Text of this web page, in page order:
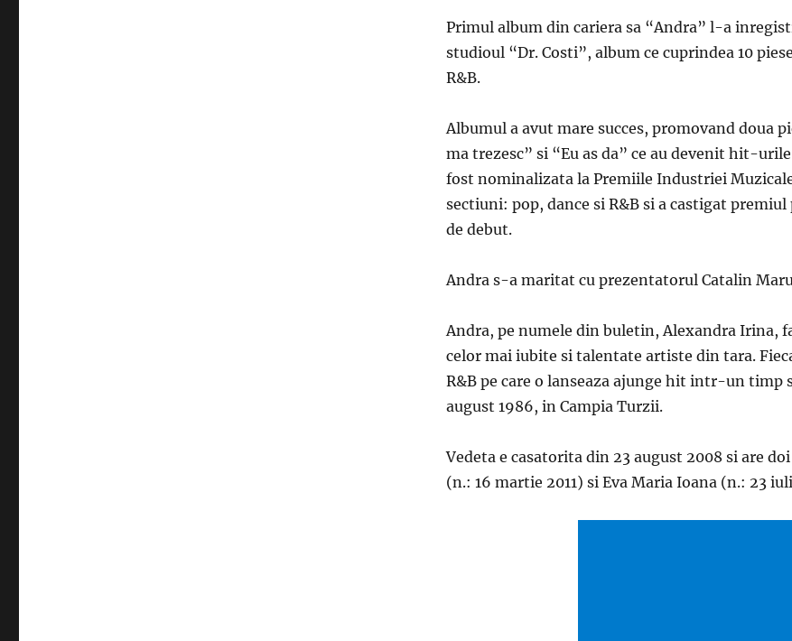
Primul album din cariera sa “Andra” l-a
studioul “Dr. Costi”, album ce cuprindea 10
R&B.
Albumul a avut mare succes, promovand doua
ma trezesc” si “Eu as da” ce au devenit hit-
fost nominalizata la Premiile Industriei
sectiuni: pop, dance si R&B si a castigat
de debut.
Andra s-a maritat cu prezentatorul Catalin
Andra, pe numele din buletin, Alexandra Irina,
celor mai iubite si talentate artiste din tara.
R&B pe care o lanseaza ajunge hit intr-un timp
august 1986, in Campia Turzii.
Vedeta e casatorita din 23 august 2008 si are
(n.: 16 martie 2011) si Eva Maria Ioana (n.: 23